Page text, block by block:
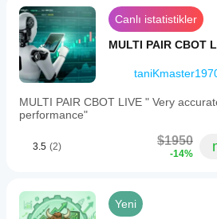
Canlı istatistikler
MULTI PAIR CBOT
MULTI PAIR CBOT LIVE " Very
performance"
3.5 (2) $1950
-14%
Yeni